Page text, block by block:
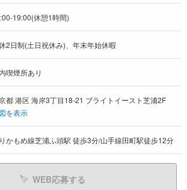
19:00(休憩1時間)
2日制(土日祝休み)、年末年始休暇
喫煙所あり
都 港区 海岸3丁目18-21 ブライトイースト芝浦2F
を表示
かもめ線芝浦ふ頭駅 徒歩3分/山手線田町駅徒歩12分
WEB応募する